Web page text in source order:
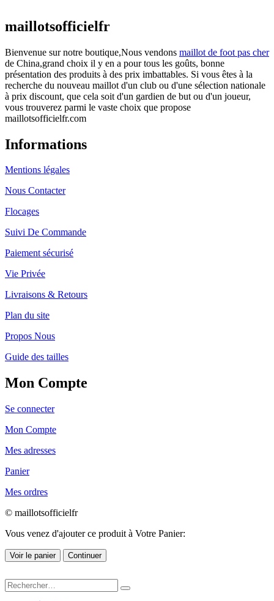
maillotsofficielfr
Bienvenue sur notre boutique,Nous vendons maillot de foot pas cher
de China,grand choix il y en a pour tous les goûts, bonne
présentation des produits à des prix imbattables. Si vous êtes à la
recherche du nouveau maillot d'un club ou d'une sélection nationale
à prix discount, que cela soit d'un gardien de but ou d'un joueur,
vous trouverez parmi le vaste choix que propose
maillotsofficielfr.com
Informations
Mentions légales
Nous Contacter
Flocages
Suivi De Commande
Paiement sécurisé
Vie Privée
Livraisons & Retours
Plan du site
Propos Nous
Guide des tailles
Mon Compte
Se connecter
Mon Compte
Mes adresses
Panier
Mes ordres
© maillotsofficielfr
Vous venez d'ajouter ce produit à Votre Panier:
Voir le panier Continuer